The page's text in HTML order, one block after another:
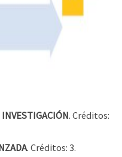
. Créditos:
. Créditos: 3.